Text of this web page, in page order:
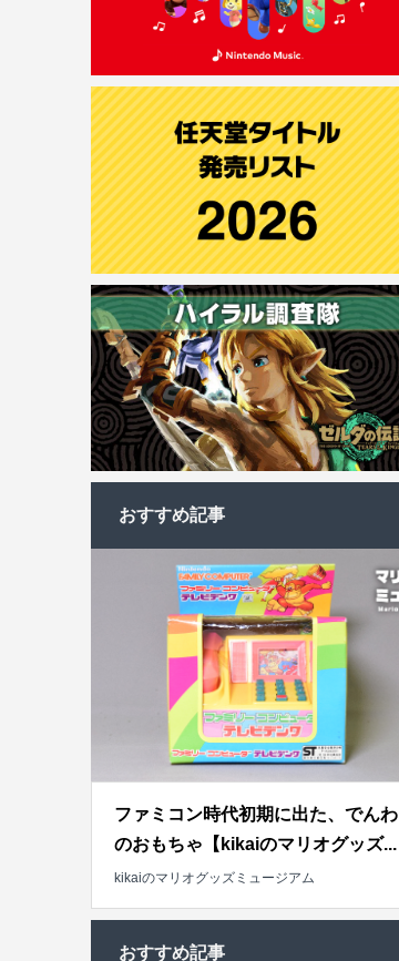
おすすめ記事
ファミコン時代初期に出た、でんわ
のおもちゃ【kikaiのマリオグッズ...
kikaiのマリオグッズミュージアム
おすすめ記事